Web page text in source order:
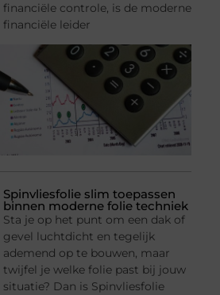
financiële controle, is de moderne
financiële leider
Spinvliesfolie slim toepassen
binnen moderne folie techniek
Sta je op het punt om een dak of
gevel luchtdicht en tegelijk
ademend op te bouwen, maar
twijfel je welke folie past bij jouw
situatie? Dan is Spinvliesfolie